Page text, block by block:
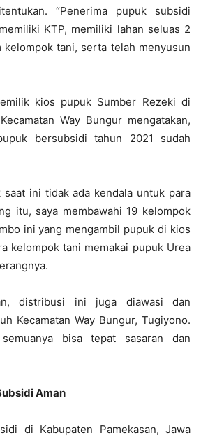
“Penerima pupuk subsidi
KTP, memiliki lahan seluas 2
kelompok tani, serta telah menyusun
kios pupuk Sumber Rezeki di
Way Bungur mengatakan,
bersubsidi tahun 2021 sudah
saat ini tidak ada kendala untuk para
itu, saya membawahi 19 kelompok
ini yang mengambil pupuk di kios
kelompok tani memakai pupuk Urea
distribusi ini juga diawasi dan
Kecamatan Way Bungur, Tugiyono.
bisa tepat sasaran dan
Aman
di Kabupaten Pamekasan, Jawa